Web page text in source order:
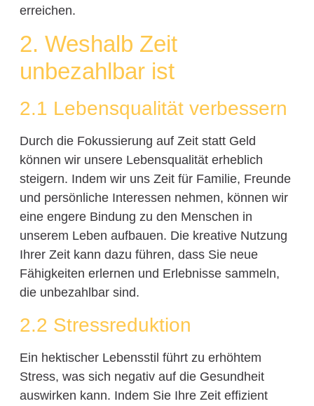
erreichen.
2. Weshalb Zeit
unbezahlbar ist
2.1 Lebensqualität verbessern
Durch die Fokussierung auf Zeit statt Geld
können wir unsere Lebensqualität erheblich
steigern. Indem wir uns Zeit für Familie, Freunde
und persönliche Interessen nehmen, können wir
eine engere Bindung zu den Menschen in
unserem Leben aufbauen. Die kreative Nutzung
Ihrer Zeit kann dazu führen, dass Sie neue
Fähigkeiten erlernen und Erlebnisse sammeln,
die unbezahlbar sind.
2.2 Stressreduktion
Ein hektischer Lebensstil führt zu erhöhtem
Stress, was sich negativ auf die Gesundheit
auswirken kann. Indem Sie Ihre Zeit effizient